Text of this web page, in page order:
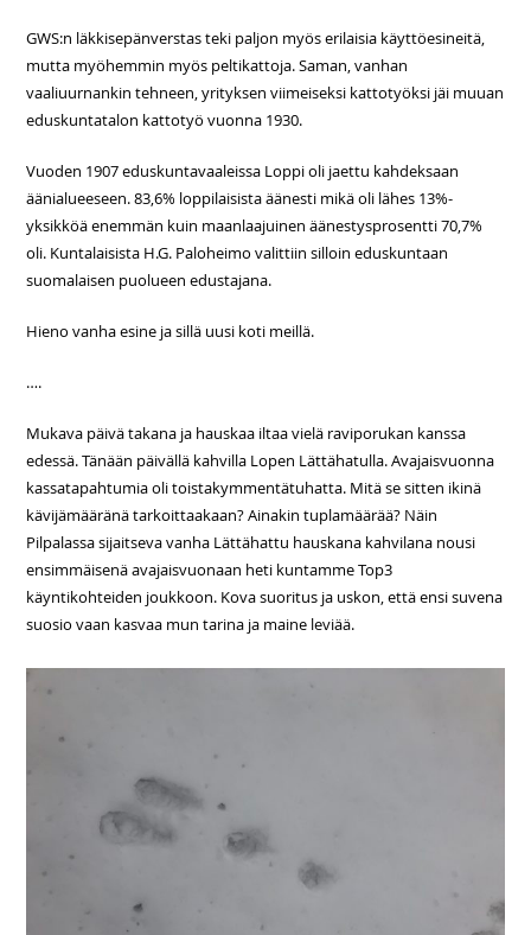
GWS:n läkkisepänverstas teki paljon myös erilaisia käyttöesineitä,
mutta myöhemmin myös peltikattoja. Saman, vanhan
vaaliuurnankin tehneen, yrityksen viimeiseksi kattotyöksi jäi muuan
eduskuntatalon kattotyö vuonna 1930.
Vuoden 1907 eduskuntavaaleissa Loppi oli jaettu kahdeksaan
äänialueeseen. 83,6% loppilaisista äänesti mikä oli lähes 13%-
yksikköä enemmän kuin maanlaajuinen äänestysprosentti 70,7%
oli. Kuntalaisista H.G. Paloheimo valittiin silloin eduskuntaan
suomalaisen puolueen edustajana.
Hieno vanha esine ja sillä uusi koti meillä.
….
Mukava päivä takana ja hauskaa iltaa vielä raviporukan kanssa
edessä. Tänään päivällä kahvilla Lopen Lättähatulla. Avajaisvuonna
kassatapahtumia oli toistakymmentätuhatta. Mitä se sitten ikinä
kävijämääränä tarkoittaakaan? Ainakin tuplamäärää? Näin
Pilpalassa sijaitseva vanha Lättähattu hauskana kahvilana nousi
ensimmäisenä avajaisvuonaan heti kuntamme Top3
käyntikohteiden joukkoon. Kova suoritus ja uskon, että ensi suvena
suosio vaan kasvaa mun tarina ja maine leviää.